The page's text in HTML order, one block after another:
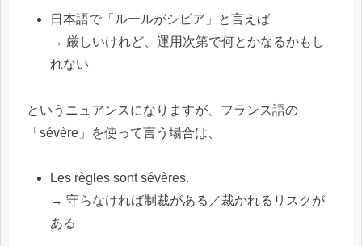
日本語で「ルールがシビア」と言えば
→ 厳しいけれど、運用次第で何とかなるかもし
れない
というニュアンスになりますが、フランス語の
「sévère」を使って言う場合は、
Les règles sont sévères.
→ 守らなければ制裁がある／裁かれるリスクが
ある